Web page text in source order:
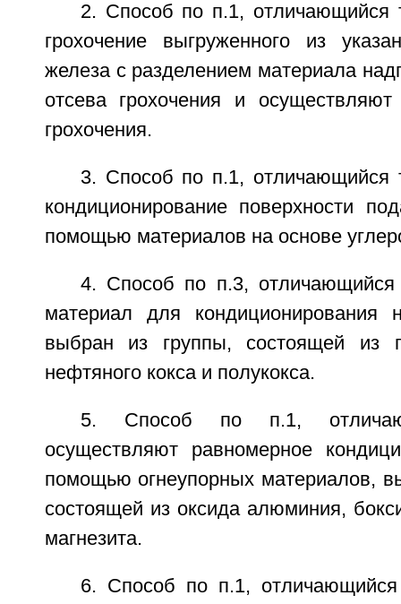
2. Способ по п.1, отличающийся
грохочение выгруженного из
железа с разделением материала
отсева грохочения и
грохочения.
3. Способ по п.1, отличающийся
кондиционирование поверхности
помощью материалов на основе
4. Способ по п.3, отличающийся
материал для кондиционирования
выбран из группы, состоящей из
нефтяного кокса и полукокса.
5. Способ по п.1,
осуществляют равномерное
помощью огнеупорных материалов,
состоящей из оксида алюминия,
магнезита.
6. Способ по п.1,